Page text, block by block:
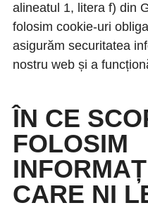
alineatul 1, litera f) din
folosim cookie-uri
asigurăm securitatea
nostru web și a
ÎN CE
FOLOSIM
CARE NI